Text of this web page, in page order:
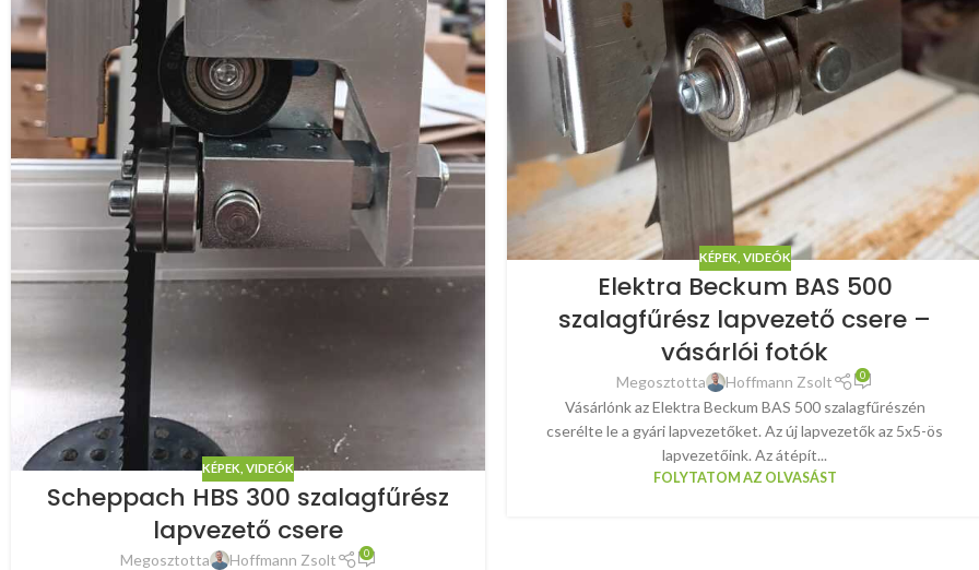
KÉPEK, VIDEÓK
Scheppach HBS 300 szalagfűrész
lapvezető csere
Megosztotta Hoffmann Zsolt 0
KÉPEK, VIDEÓK
Elektra Beckum BAS 500
szalagfűrész lapvezető csere –
vásárlói fotók
Megosztotta Hoffmann Zsolt 0
Vásárlónk az Elektra Beckum BAS 500 szalagfűrészén
cserélte le a gyári lapvezetőket. Az új lapvezetők az 5x5-ös
lapvezetőink. Az átépít...
FOLYTATOM AZ OLVASÁST